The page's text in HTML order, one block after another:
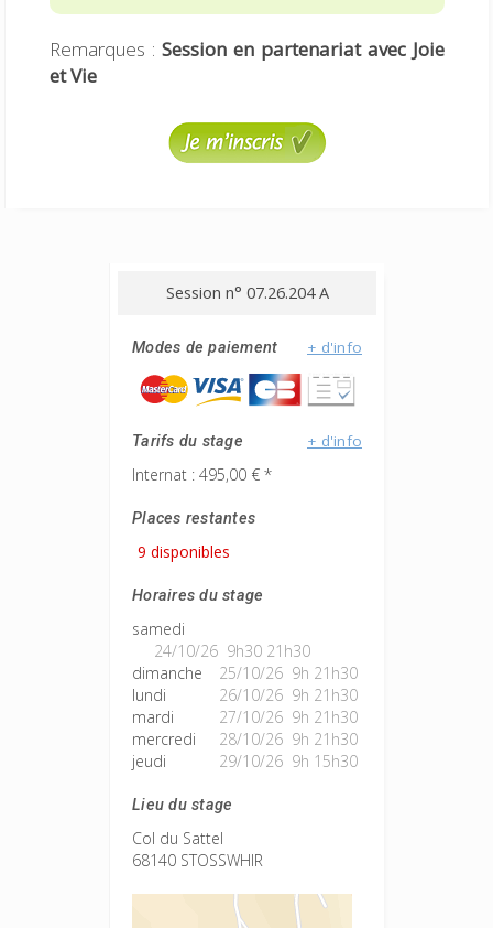
Remarques : Session en partenariat avec Joie
et Vie
Session n° 07.26.204 A
Modes de paiement + d'info
Tarifs du stage + d'info
Internat : 495,00 € *
Places restantes
9 disponibles
Horaires du stage
samedi
24/10/26 9h30 21h30
dimanche
25/10/26 9h 21h30
lundi
26/10/26 9h 21h30
mardi
27/10/26 9h 21h30
mercredi
28/10/26 9h 21h30
jeudi
29/10/26 9h 15h30
Lieu du stage
Col du Sattel
68140 STOSSWHIR